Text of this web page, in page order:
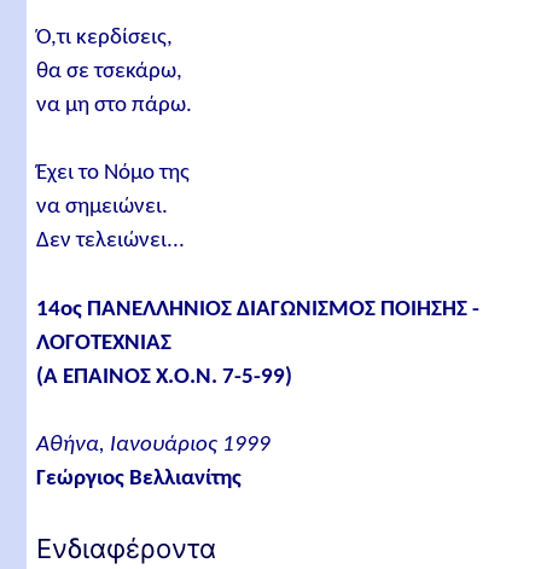
Ό,τι κερδίσεις,
θα σε τσεκάρω,
να μη στο πάρω.
Έχει το Νόμο της
να σημειώνει.
Δεν τελειώνει...
14ος ΠΑΝΕΛΛΗΝΙΟΣ ΔΙΑΓΩΝΙΣΜΟΣ ΠΟΙΗΣΗΣ -
ΛΟΓΟΤΕΧΝΙΑΣ
(Α ΕΠΑΙΝΟΣ Χ.Ο.Ν. 7-5-99)
Αθήνα, Ιανουάριος 1999
Γεώργιος Βελλιανίτης
Ενδιαφέροντα